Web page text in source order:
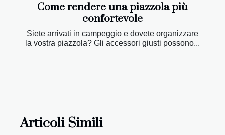
Come rendere una piazzola più
confortevole
Siete arrivati in campeggio e dovete organizzare
la vostra piazzola? Gli accessori giusti possono...
Articoli Simili